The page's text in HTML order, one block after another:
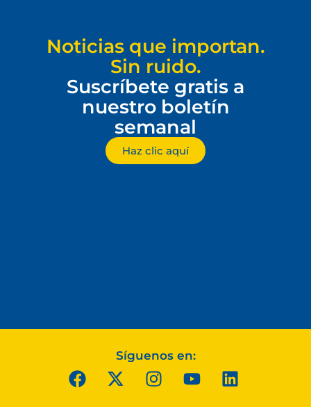
Noticias que importan.
Sin ruido.
Suscríbete gratis a
nuestro boletín
semanal
Haz clic aquí
Síguenos en: